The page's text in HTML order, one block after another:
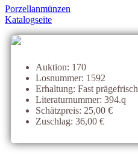
Porzellanmünzen
Katalogseite
Auktion: 170
Losnummer: 1592
Erhaltung: Fast prägefrisch
Literaturnummer: 394.q
Schätzpreis: 25,00 €
Zuschlag: 36,00 €